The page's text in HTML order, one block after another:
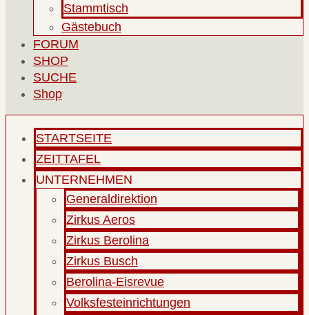
Stammtisch
Gästebuch
FORUM
SHOP
SUCHE
Shop
STARTSEITE
ZEITTAFEL
UNTERNEHMEN
Generaldirektion
Zirkus Aeros
Zirkus Berolina
Zirkus Busch
Berolina-Eisrevue
Volksfesteinrichtungen